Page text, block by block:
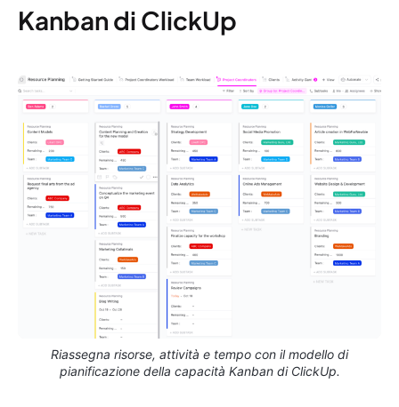
Kanban di ClickUp
Riassegna risorse, attività e tempo con il modello di
pianificazione della capacità Kanban di ClickUp.